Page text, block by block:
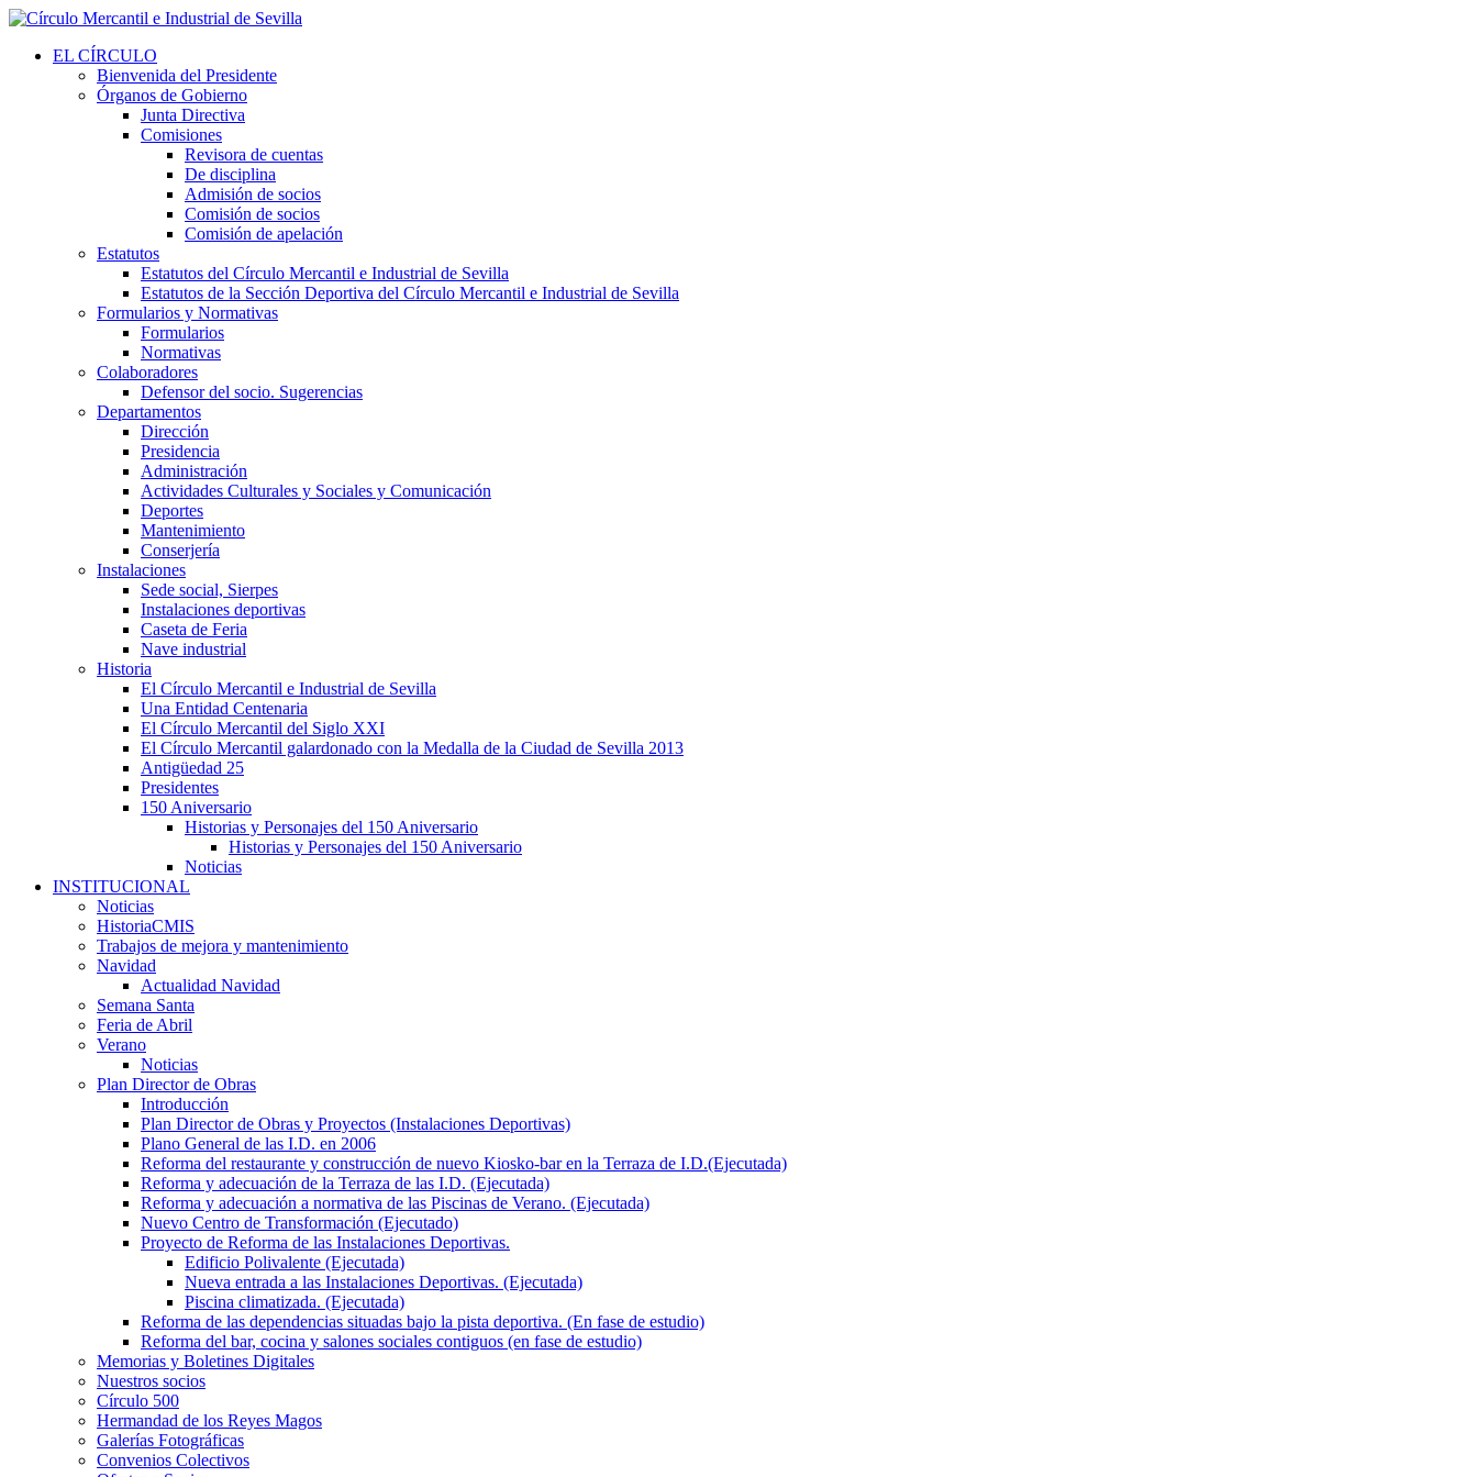
EL CÍRCULO
Bienvenida del Presidente
Órganos de Gobierno
Junta Directiva
Comisiones
Revisora de cuentas
De disciplina
Admisión de socios
Comisión de socios
Comisión de apelación
Estatutos
Estatutos del Círculo Mercantil e Industrial de Sevilla
Estatutos de la Sección Deportiva del Círculo Mercantil e Industrial de Sevilla
Formularios y Normativas
Formularios
Normativas
Colaboradores
Defensor del socio. Sugerencias
Departamentos
Dirección
Presidencia
Administración
Actividades Culturales y Sociales y Comunicación
Deportes
Mantenimiento
Conserjería
Instalaciones
Sede social, Sierpes
Instalaciones deportivas
Caseta de Feria
Nave industrial
Historia
El Círculo Mercantil e Industrial de Sevilla
Una Entidad Centenaria
El Círculo Mercantil del Siglo XXI
El Círculo Mercantil galardonado con la Medalla de la Ciudad de Sevilla 2013
Antigüedad 25
Presidentes
150 Aniversario
Historias y Personajes del 150 Aniversario
Historias y Personajes del 150 Aniversario
Noticias
INSTITUCIONAL
Noticias
HistoriaCMIS
Trabajos de mejora y mantenimiento
Navidad
Actualidad Navidad
Semana Santa
Feria de Abril
Verano
Noticias
Plan Director de Obras
Introducción
Plan Director de Obras y Proyectos (Instalaciones Deportivas)
Plano General de las I.D. en 2006
Reforma del restaurante y construcción de nuevo Kiosko-bar en la Terraza de I.D.(Ejecutada)
Reforma y adecuación de la Terraza de las I.D. (Ejecutada)
Reforma y adecuación a normativa de las Piscinas de Verano. (Ejecutada)
Nuevo Centro de Transformación (Ejecutado)
Proyecto de Reforma de las Instalaciones Deportivas.
Edificio Polivalente (Ejecutada)
Nueva entrada a las Instalaciones Deportivas. (Ejecutada)
Piscina climatizada. (Ejecutada)
Reforma de las dependencias situadas bajo la pista deportiva. (En fase de estudio)
Reforma del bar, cocina y salones sociales contiguos (en fase de estudio)
Memorias y Boletines Digitales
Nuestros socios
Círculo 500
Hermandad de los Reyes Magos
Galerías Fotográficas
Convenios Colectivos